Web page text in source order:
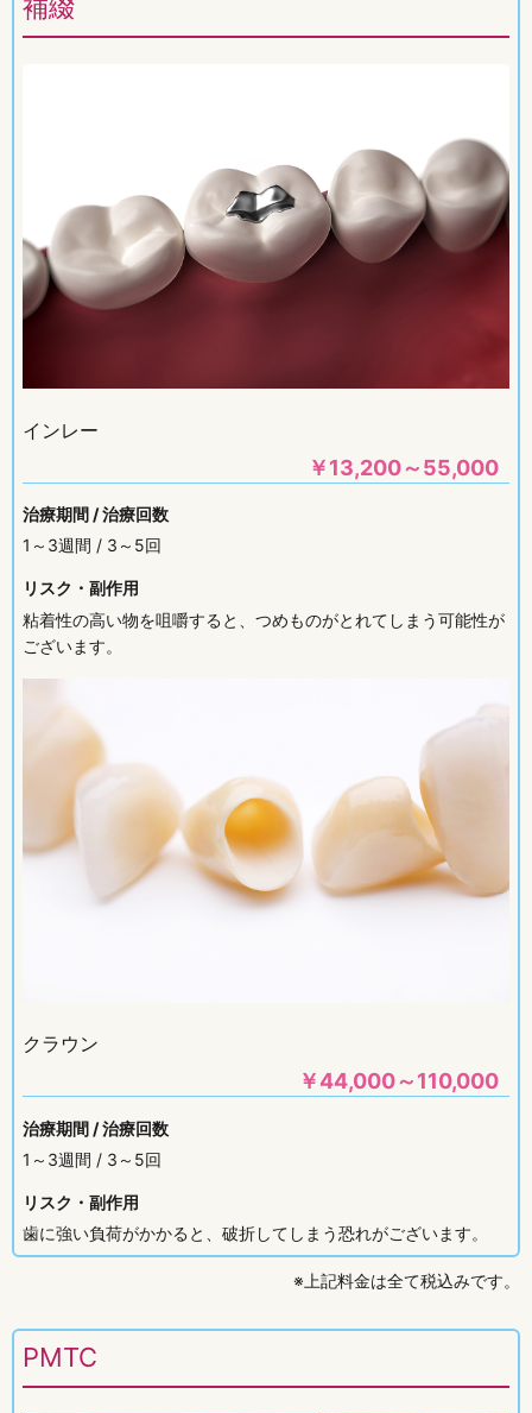
補綴
インレー
￥13,200～55,000
治療期間 / 治療回数
1～3週間 / 3～5回
リスク・副作用
粘着性の高い物を咀嚼すると、つめものがとれてしまう可能性が
ございます。
クラウン
￥44,000～110,000
治療期間 / 治療回数
1～3週間 / 3～5回
リスク・副作用
歯に強い負荷がかかると、破折してしまう恐れがございます。
※上記料金は全て税込みです。
PMTC